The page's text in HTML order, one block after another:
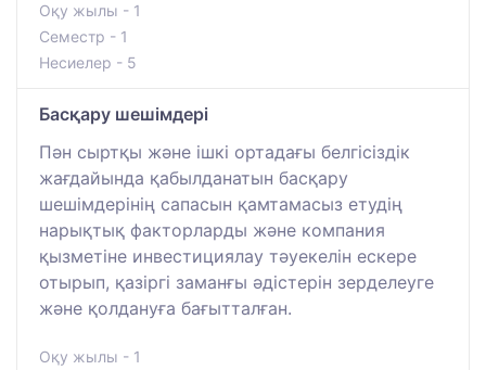
Оқу жылы - 1
Семестр - 1
Несиелер - 5
Басқару шешімдері
Пән сыртқы және ішкі ортадағы белгісіздік
жағдайында қабылданатын басқару
шешімдерінің сапасын қамтамасыз етудің
нарықтық факторларды және компания
қызметіне инвестициялау тәуекелін ескере
отырып, қазіргі заманғы әдістерін зерделеуге
және қолдануға бағытталған.
Оқу жылы - 1